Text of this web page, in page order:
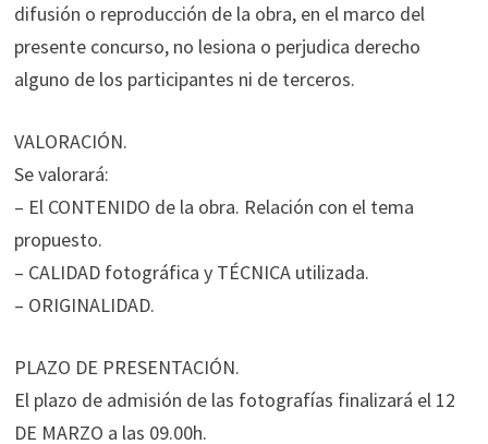
difusión o reproducción de la obra, en el marco del
presente concurso, no lesiona o perjudica derecho
alguno de los participantes ni de terceros.
VALORACIÓN.
Se valorará:
– El CONTENIDO de la obra. Relación con el tema
propuesto.
– CALIDAD fotográfica y TÉCNICA utilizada.
– ORIGINALIDAD.
PLAZO DE PRESENTACIÓN.
El plazo de admisión de las fotografías finalizará el 12
DE MARZO a las 09.00h.